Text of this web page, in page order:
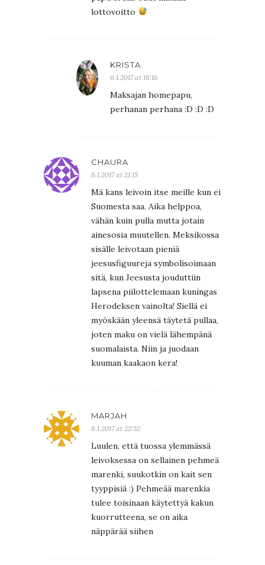
lottovoitto
KRISTA
6.1.2017 at 18:16
Maksajan homepapu,
perhanan perhana :D :D :D
CHAURA
6.1.2017 at 21:15
Mä kans leivoin itse meille kun ei
Suomesta saa. Aika helppoa,
vähän kuin pulla mutta jotain
ainesosia muutellen. Meksikossa
sisälle leivotaan pieniä
jeesusfiguureja symbolisoimaan
sitä, kun Jeesusta jouduttiin
lapsena piilottelemaan kuningas
Herodeksen vainolta! Siellä ei
myöskään yleensä täytetä pullaa,
joten maku on vielä lähempänä
suomalaista. Niin ja juodaan
kuuman kaakaon kera!
MARJAH
6.1.2017 at 22:52
Luulen, että tuossa ylemmässä
leivoksessa on sellainen pehmeä
marenki, suukotkin on kait sen
tyyppisiä :) Pehmeää marenkia
tulee toisinaan käytettyä kakun
kuorrutteena, se on aika
näppärää siihen